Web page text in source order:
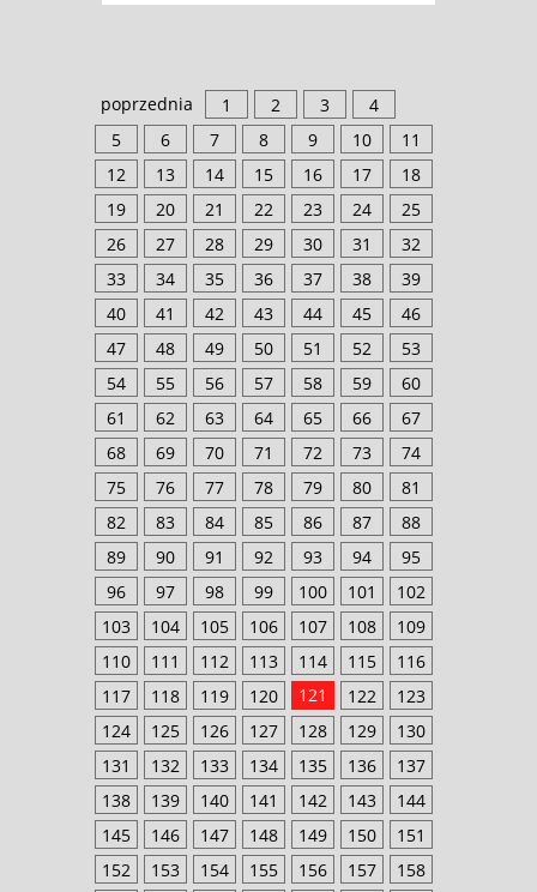
poprzednia 1 2 3
4
5
6 7 8 9 10
11
12
13 14 15 16 17
18
19
20 21 22 23 24
25
26
27 28 29 30 31
32
33
34 35 36 37 38
39
40
41 42 43 44 45
46
47
48 49 50 51 52
53
54
55 56 57 58 59
60
61
62 63 64 65 66
67
68
69 70 71 72 73
74
75
76 77 78 79 80
81
82
83 84 85 86 87
88
89
90 91 92 93 94
95
96
97 98 99 100 101
102
103
104 105 106 107 108
109
110
111 112 113 114 115
116
117
118 119 120 121 122
123
124
125 126 127 128 129
130
131
132 133 134 135 136
137
138
139 140 141 142 143
144
145
146 147 148 149 150
151
152
153 154 155 156 157
158